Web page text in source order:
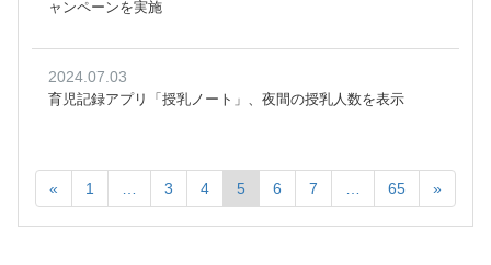
ャンペーンを実施
2024.07.03
育児記録アプリ「授乳ノート」、夜間の授乳人数を表示
« 1 3 4 5 6 7 65 »